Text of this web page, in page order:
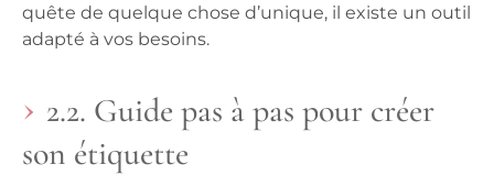
quête de quelque chose d’unique, il existe un outil
adapté à vos besoins.
2.2. Guide pas à pas pour créer
son étiquette